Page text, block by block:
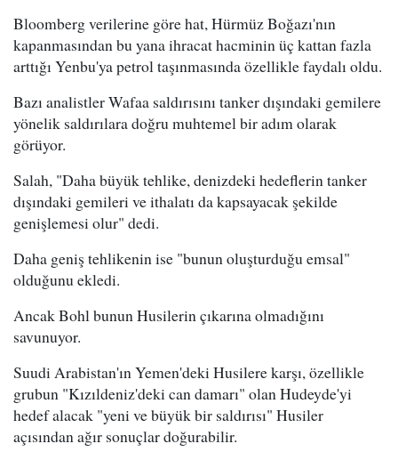
Bloomberg verilerine göre hat, Hürmüz Boğazı'nın
kapanmasından bu yana ihracat hacminin üç kattan fazla
arttığı Yenbu'ya petrol taşınmasında özellikle faydalı oldu.
Bazı analistler Wafaa saldırısını tanker dışındaki gemilere
yönelik saldırılara doğru muhtemel bir adım olarak
görüyor.
Salah, "Daha büyük tehlike, denizdeki hedeflerin tanker
dışındaki gemileri ve ithalatı da kapsayacak şekilde
genişlemesi olur" dedi.
Daha geniş tehlikenin ise "bunun oluşturduğu emsal"
olduğunu ekledi.
Ancak Bohl bunun Husilerin çıkarına olmadığını
savunuyor.
Suudi Arabistan'ın Yemen'deki Husilere karşı, özellikle
grubun "Kızıldeniz'deki can damarı" olan Hudeyde'yi
hedef alacak "yeni ve büyük bir saldırısı" Husiler
açısından ağır sonuçlar doğurabilir.